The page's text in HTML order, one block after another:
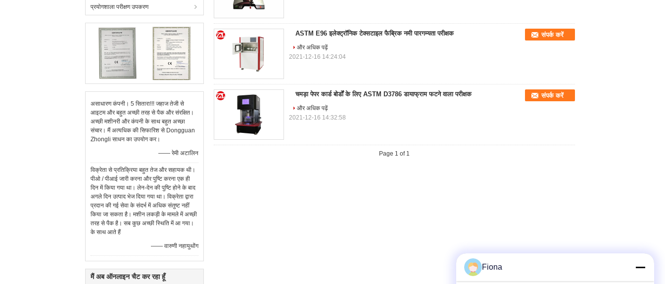
प्रयोगशाला परीक्षण उपकरण
असाधारण कंपनी। 5 सितारा!!! जहाज तेजी से
आइटम और बहुत अच्छी तरह से पैक और संरक्षित।
अच्छी मशीनरी और कंपनी के साथ बहुत अच्छा
संचार। मैं अत्यधिक की सिफारिश से Dongguan
Zhongli साधन का उपयोग कर।
—— रेमी अटालिन
विक्रेता से प्रतिक्रिया बहुत तेज और सहायक थी।
पीओ / पीआई जारी करना और पुष्टि करना एक ही
दिन में किया गया था। लेन-देन की पुष्टि होने के बाद
अगले दिन उत्पाद भेज दिया गया था। विक्रेता द्वारा
प्रदान की गई सेवा के संदर्भ में अधिक संतुष्ट नहीं
किया जा सकता है। मशीन लकड़ी के मामले में अच्छी
तरह से पैक है। सब कुछ अच्छी स्थिति में आ गया।
के साथ आते हैं
—— वारुणी नहायुथोंग
मैं अब ऑनलाइन चैट कर रहा हूँ
ASTM E96 इलेक्ट्रॉनिक टेक्सटाइल फैब्रिक नमी पारगम्यता परीक्षक संपर्क करें
और अधिक पढ़ें
2021-12-16 14:24:04
चमड़ा पेपर कार्ड बोर्डों के लिए ASTM D3786 डायाफ्राम फटने वाला परीक्षक संपर्क करें
और अधिक पढ़ें
2021-12-16 14:32:58
Page 1 of 1
Fiona